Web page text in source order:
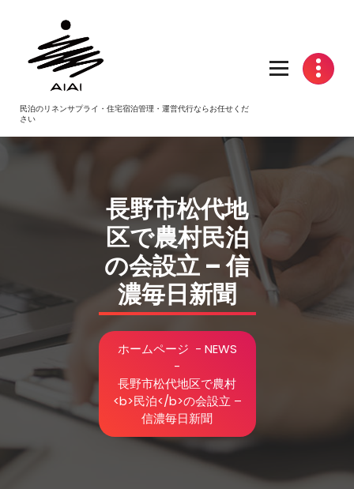
民泊のリネンサプライ・住宅宿泊管理・運営代行ならお任せくだ
さい
長野市松代地
区で農村民泊
の会設立 – 信
濃毎日新聞
ホームページ - NEWS
-
長野市松代地区で農村
<b>民泊</b>の会設立 –
信濃毎日新聞